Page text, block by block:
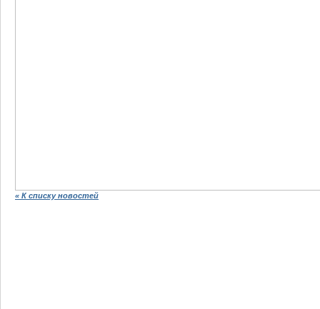
« К списку новостей